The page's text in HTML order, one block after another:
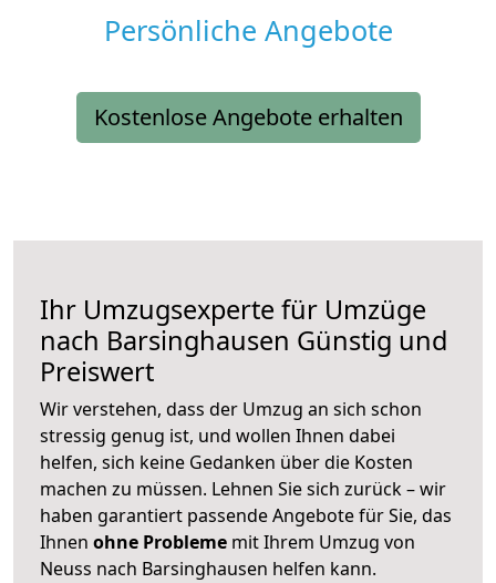
Persönliche Angebote
Kostenlose Angebote erhalten
Ihr Umzugsexperte für Umzüge
nach Barsinghausen Günstig und
Preiswert
Wir verstehen, dass der Umzug an sich schon
stressig genug ist, und wollen Ihnen dabei
helfen, sich keine Gedanken über die Kosten
machen zu müssen. Lehnen Sie sich zurück – wir
haben garantiert passende Angebote für Sie, das
Ihnen ohne Probleme mit Ihrem Umzug von
Neuss nach Barsinghausen helfen kann.